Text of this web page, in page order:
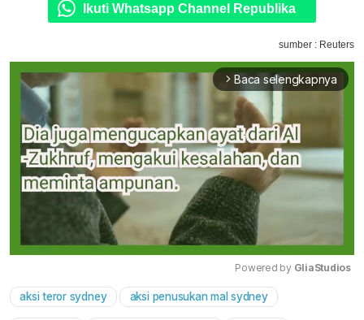
Ikuti Whatsapp Channel Republika
sumber : Reuters
arrow_forward_ios Baca selengkapnya
Powered by GliaStudios
aksi teror sydney aksi penusukan mal sydney